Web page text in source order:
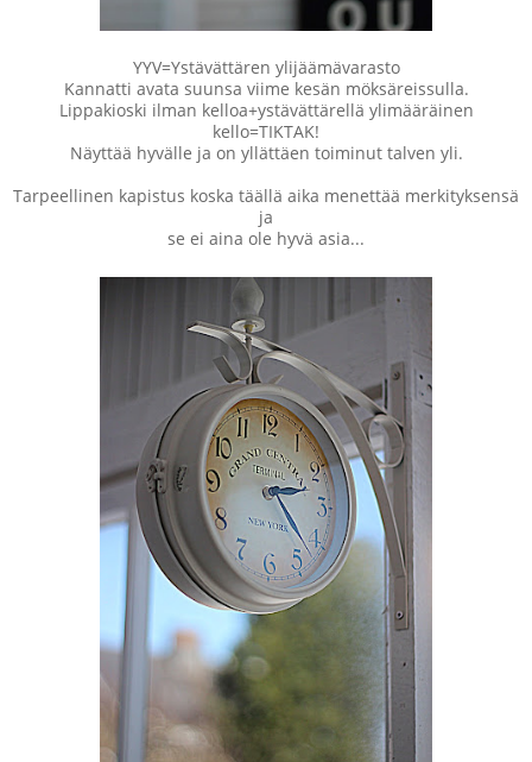
YYV=Ystävättären ylijäämävarasto
Kannatti avata suunsa viime kesän möksäreissulla.
Lippakioski ilman kelloa+ystävättärellä ylimääräinen
kello=TIKTAK!
Näyttää hyvälle ja on yllättäen toiminut talven yli.
Tarpeellinen kapistus koska täällä aika menettää merkityksensä
ja
se ei aina ole hyvä asia...